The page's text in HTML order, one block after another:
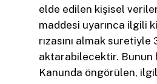
elde edilen kişisel
maddesi uyarınca ilgili
rızasını almak suretiyle
aktarabilecektir. Bunun
Kanunda öngörülen,